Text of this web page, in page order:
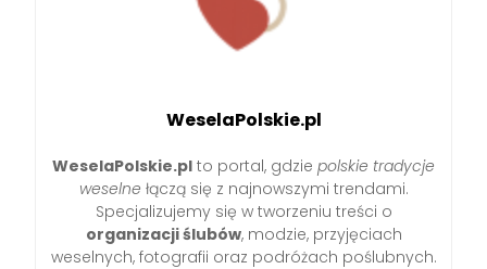
WeselaPolskie.pl
WeselaPolskie.pl to portal, gdzie polskie tradycje
weselne łączą się z najnowszymi trendami.
Specjalizujemy się w tworzeniu treści o
organizacji ślubów, modzie, przyjęciach
weselnych, fotografii oraz podróżach poślubnych.